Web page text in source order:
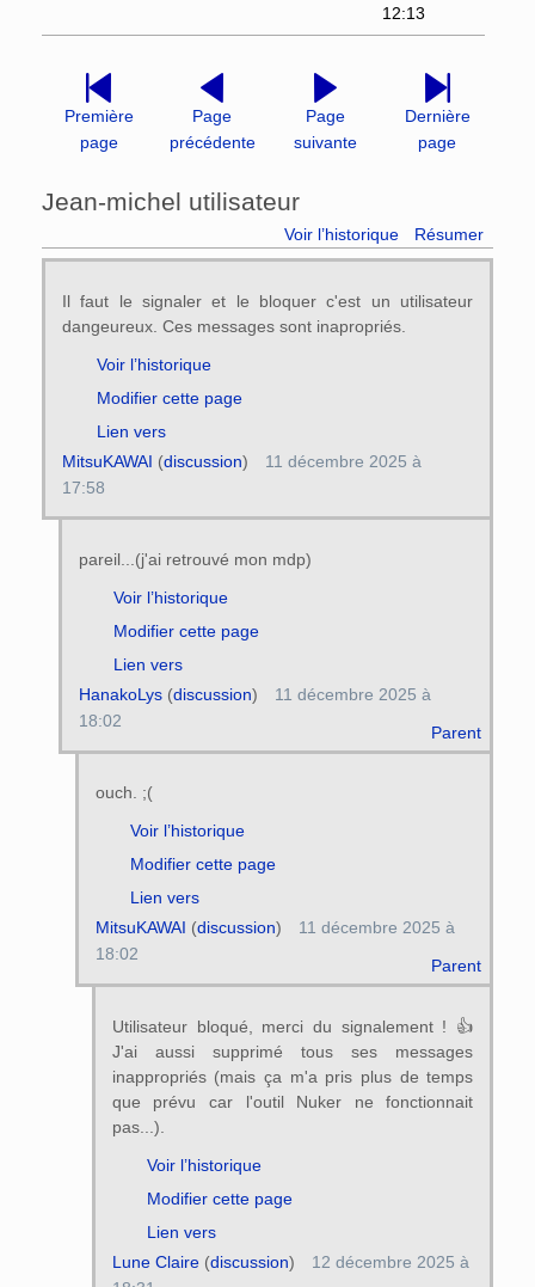
12:13
Première
page
Page
précédente
Page
suivante
Dernière
page
Jean-michel utilisateur
Voir l’historique Résumer
Il faut le signaler et le bloquer c'est un utilisateur
dangeureux. Ces messages sont inapropriés.
Voir l’historique
Modifier cette page
Lien vers
MitsuKAWAI (discussion)
11 décembre 2025 à
17:58
pareil...(j'ai retrouvé mon mdp)
Parent
Voir l’historique
Modifier cette page
Lien vers
HanakoLys(discussion)
11 décembre 2025 à
18:02
ouch. ;(
Parent
Voir l’historique
Modifier cette page
Lien vers
MitsuKAWAI (discussion)
11 décembre 2025 à
18:02
Utilisateur bloqué, merci du signalement ! 👍
J'ai aussi supprimé tous ses messages
inappropriés (mais ça m'a pris plus de temps
que prévu car l'outil Nuker ne fonctionnait
pas...).
Voir l’historique
Modifier cette page
Lien vers
Lune Claire(discussion)
12 décembre 2025 à